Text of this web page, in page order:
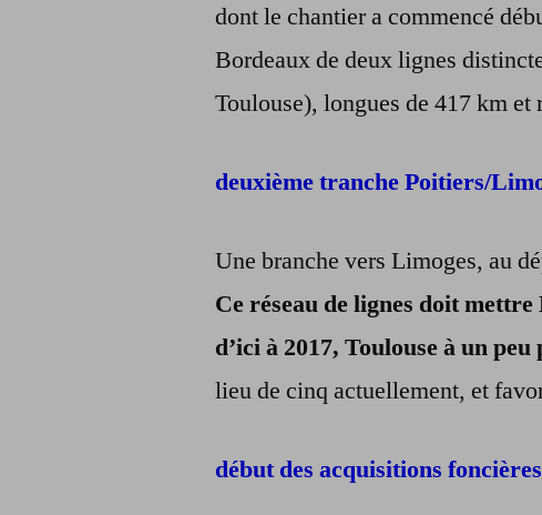
dont le chantier a commencé
Bordeaux de deux lignes
Toulouse), longues de 417 km et
deuxième tranche Poitiers/
Une branche vers Limoges, au
Ce réseau de lignes doit
d’ici à 2017, Toulouse à un
lieu de cinq actuellement, et
début des acquisitions foncières